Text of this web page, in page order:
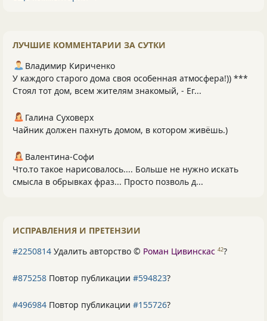
ЛУЧШИЕ КОММЕНТАРИИ ЗА СУТКИ
Владимир Кириченко
У каждого старого дома своя особенная атмосфера!)) ***
Стоял тот дом, всем жителям знакомый, - Ег...
Галина Суховерх
Чайник должен пахнуть домом, в котором живёшь.)
Валентина-Софи
Что.то такое нарисовалось.... Больше не нужно искать
смысла в обрывках фраз... Просто позволь д...
ИСПРАВЛЕНИЯ И ПРЕТЕНЗИИ
#2250814 Удалить авторство © Роман Цивинскас 42?
#875258 Повтор публикации #594823?
#496984 Повтор публикации #155726?